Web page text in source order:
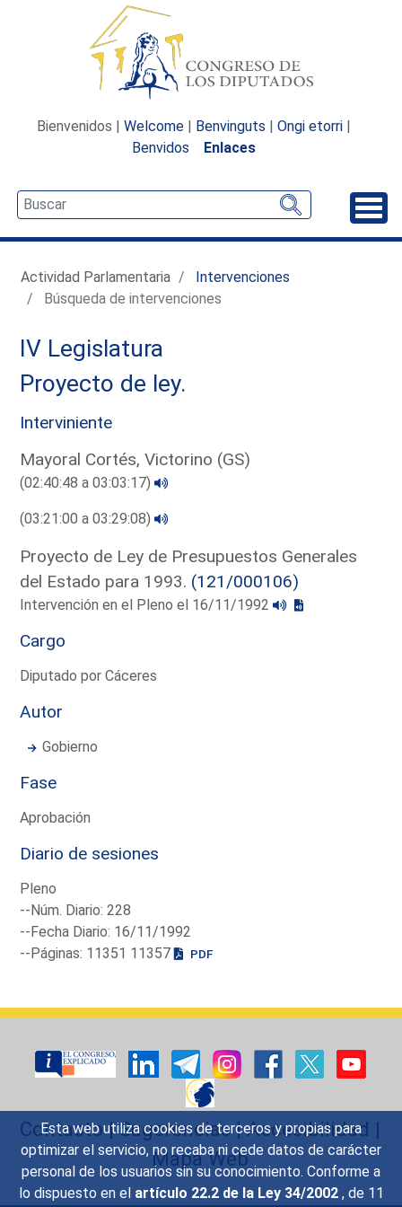
Esta web utiliza cookies de terceros y propias para
optimizar el servicio, no recaba ni cede datos de carácter
personal de los usuarios sin su conocimiento. Conforme a
lo dispuesto en el artículo 22.2 de la Ley 34/2002 , de 11
Bienvenidos | Welcome | Benvinguts | Ongi etorri |
Benvidos
Enlaces
Actividad Parlamentaria
Intervenciones
Búsqueda de intervenciones
IV Legislatura
Proyecto de ley.
Interviniente
Mayoral Cortés, Victorino (GS)
(02:40:48 a 03:03:17)
(03:21:00 a 03:29:08)
Proyecto de Ley de Presupuestos Generales
del Estado para 1993. (121/000106)
Intervención en el Pleno el 16/11/1992
Cargo
Diputado por Cáceres
Autor
Gobierno
Fase
Aprobación
Diario de sesiones
Pleno
--Núm. Diario: 228
--Fecha Diario: 16/11/1992
--Páginas: 11351 11357
PDF
Contacto|Sugerencias|Accesibilidad |
Mapa Web